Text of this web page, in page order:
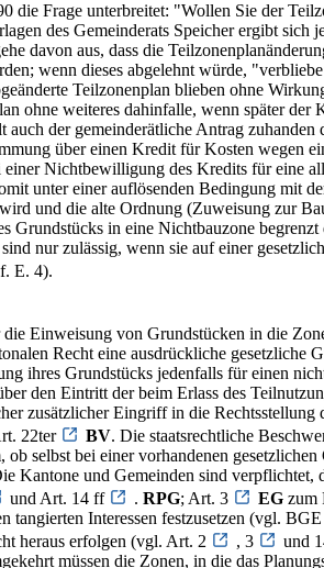
die Frage unterbreitet: "Wollen Sie der
des Gemeinderats Speicher ergibt
davon aus, dass die
wenn dieses abgelehnt würde,
Teilzonenplan blieben ohne
ohne weiteres dahinfalle, wenn später
der gemeinderätliche Antrag
über einen Kredit für Kosten wegen
Nichtbewilligung des Kredits für eine
unter einer auflösenden Bedingung mit
und die alte Ordnung (Zuweisung zur
in eine Nichtbauzone
nur zulässig, wenn sie auf einer
E. 4).
Einweisung von Grundstücken in die
Recht eine ausdrückliche
ihres Grundstücks jedenfalls für einen
den Eintritt der beim Erlass des
zusätzlicher Eingriff in die
22ter
BV. Die staatsrechtliche
selbst bei einer vorhandenen
Kantone und Gemeinden sind
und Art. 14 ff . RPG; Art. 3 EG zum
tangierten Interessen festzusetzen (vgl. BGE
heraus erfolgen (vgl. Art. 2
, 3 und
müssen die Zonen, in die das